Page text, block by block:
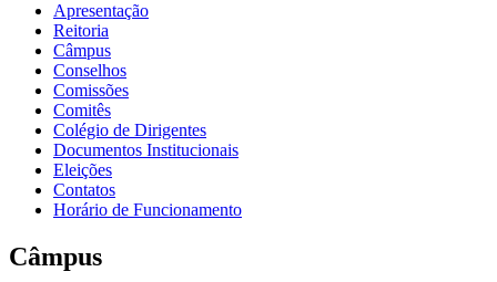
Apresentação
Reitoria
Câmpus
Conselhos
Comissões
Comitês
Colégio de Dirigentes
Documentos Institucionais
Eleições
Contatos
Horário de Funcionamento
Câmpus